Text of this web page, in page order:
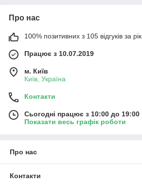
Про нас
100% позитивних з 105 відгуків за рік
Працює з 10.07.2019
м. Київ
Київ, Україна
Контакти
Сьогодні працює з 10:00 до 19:00
Показати весь графік роботи
Про нас
Контакти